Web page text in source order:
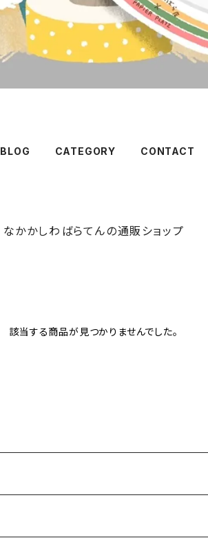
BLOG CATEGORY CONTACT
なかかしわばらてんの通販ショップ
該当する商品が見つかりませんでした。